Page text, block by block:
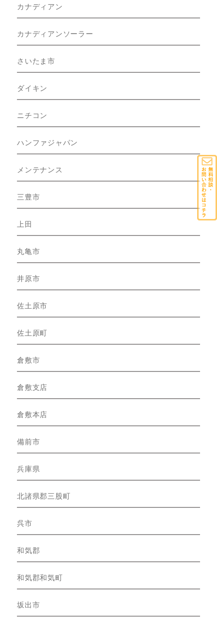
カナディアン
カナディアンソーラー
さいたま市
ダイキン
ニチコン
ハンファジャパン
メンテナンス
三豊市
上田
丸亀市
井原市
佐土原市
佐土原町
倉敷市
倉敷支店
倉敷本店
備前市
兵庫県
北諸県郡三股町
呉市
和気郡
和気郡和気町
坂出市